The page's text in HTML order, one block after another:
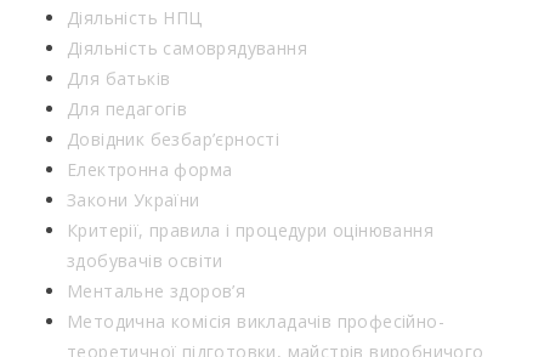
Діяльність НПЦ
Діяльність самоврядування
Для батьків
Для педагогів
Довідник безбар’єрності
Електронна форма
Закони України
Критерії, правила і процедури оцінювання
здобувачів освіти
Ментальне здоров’я
Методична комісія викладачів професійно-
теоретичної підготовки, майстрів виробничого